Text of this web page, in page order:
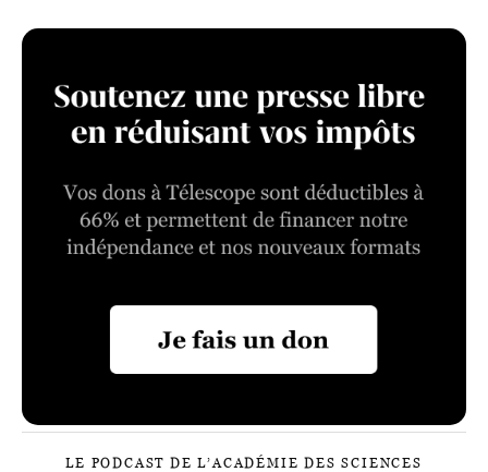
LE PODCAST DE L’ACADÉMIE DES SCIENCES